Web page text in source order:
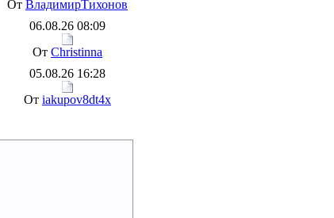
От ВладимирТихонов
06.08.26 08:09
От Christinna
05.08.26 16:28
От iakupov8dt4x